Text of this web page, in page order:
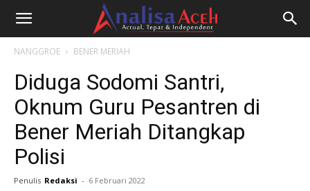
NANGGROE BENER MERIAH
Diduga Sodomi Santri,
Oknum Guru Pesantren di
Bener Meriah Ditangkap
Polisi
Penulis Redaksi - 6 Februari 2022